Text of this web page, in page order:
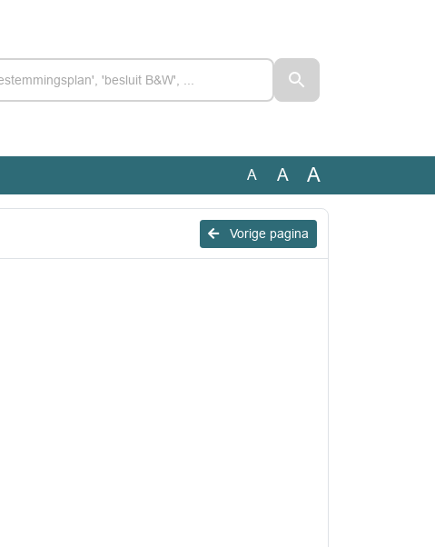
A A A
Vorige pagina